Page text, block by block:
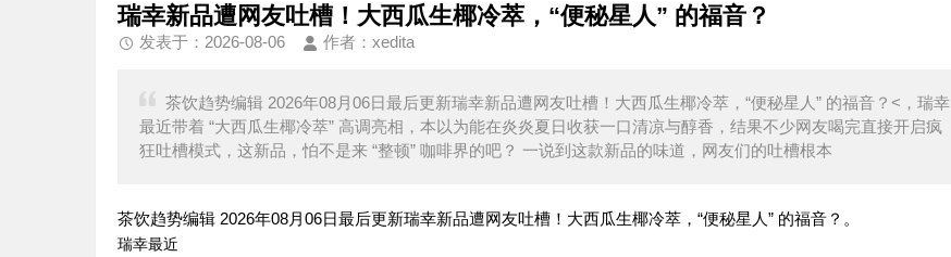
瑞幸新品遭网友吐槽！大西瓜生椰冷萃，“便秘星人” 的福音？
发表于：2026-08-06 作者：xedita
茶饮趋势编辑 2026年08月06日最后更新瑞幸新品遭网友吐槽！大西瓜生椰冷萃，“便秘星人” 的福音？<，瑞幸
最近带着 “大西瓜生椰冷萃” 高调亮相，本以为能在炎炎夏日收获一口清凉与醇香，结果不少网友喝完直接开启疯
狂吐槽模式，这新品，怕不是来 “整顿” 咖啡界的吧？ 一说到这款新品的味道，网友们的吐槽根本
茶饮趋势编辑 2026年08月06日最后更新瑞幸新品遭网友吐槽！大西瓜生椰冷萃，“便秘星人” 的福音？。
瑞幸最近